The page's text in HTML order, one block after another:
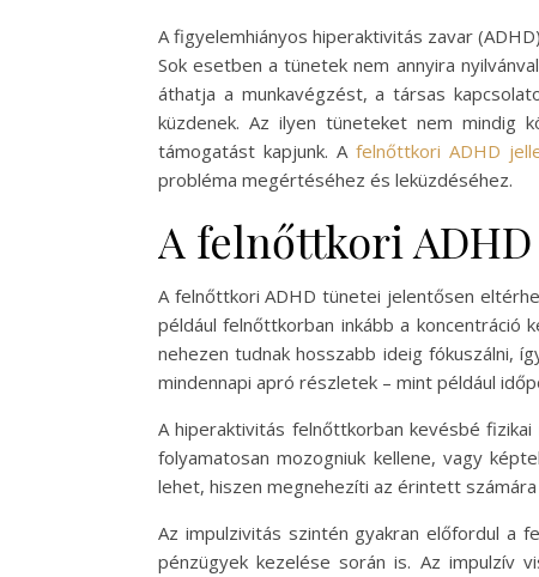
A figyelemhiányos hiperaktivitás zavar
Sok esetben a tünetek nem annyira
áthatja a munkavégzést, a társas
küzdenek. Az ilyen tüneteket nem mindig
támogatást kapjunk. A felnőttkori ADHD
probléma megértéséhez és leküzdéséhez.
A felnőttkori
A felnőttkori ADHD tünetei jelentősen
például felnőttkorban inkább a koncentráció
nehezen tudnak hosszabb ideig fókuszálni,
mindennapi apró részletek – mint például
A hiperaktivitás felnőttkorban kevésbé
folyamatosan mozogniuk kellene, vagy
lehet, hiszen megnehezíti az érintett
Az impulzivitás szintén gyakran előfordul a
pénzügyek kezelése során is. Az impulzív